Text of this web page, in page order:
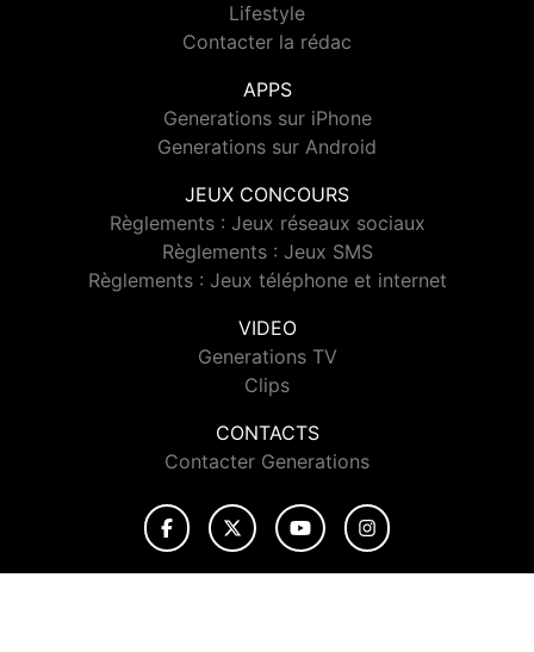
Lifestyle
Contacter la rédac
APPS
Generations sur iPhone
Generations sur Android
JEUX CONCOURS
Règlements : Jeux réseaux sociaux
Règlements : Jeux SMS
Règlements : Jeux téléphone et internet
VIDEO
Generations TV
Clips
CONTACTS
Contacter Generations